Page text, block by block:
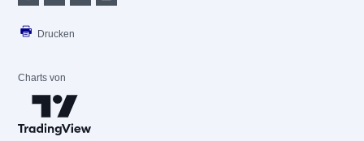
Drucken
Charts von